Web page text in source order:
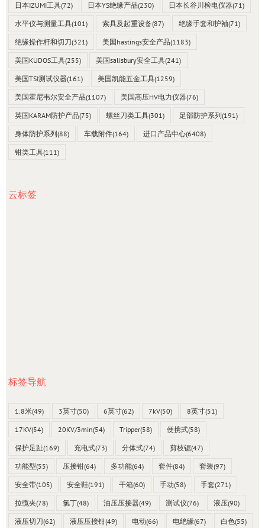
日本IZUMI工具(72) 日本YS绝缘产品(230) 日本长谷川检电仪器(71)
水平仪与测量工具(101) 索具及起重设备(87) 绝缘手套和护袖(71)
绝缘操作杆和切刀(321) 美国hastings安全产品(1183)
美国KUDOS工具(255) 美国salisbury安全工具(241)
美国TSI测试仪器(161) 美国凯能五金工具(1259)
美国霍尼韦尔安全产品(1107) 美国高压HV电力仪器(76)
英国KARAM防护产品(75) 螺丝刀类工具(301) 足部防护系列(191)
身体防护系列(88) 车载附件(164) 进口产品中心(6408)
钳类工具(111)
云标签
标签导航
1.8米(49) 3英寸(50) 6英寸(62) 7kV(50) 8英寸(51)
17KV(54) 20KV/3min(54) Tripper(58) 便携式(58)
保护足趾(169) 充电式(73) 分体式(74) 剪枝锯(47)
功能型(55) 压接钳(64) 多功能(64) 套件(84) 套装(97)
安全带(105) 安全鞋(191) 干箱(60) 手动(58) 手套(271)
拉缆夹(78) 氯丁(48) 油压压接器(49) 测试仪(76) 液压(90)
液压切刀(62) 液压压接钳(49) 电动(66) 电绝缘(67) 白色(55)